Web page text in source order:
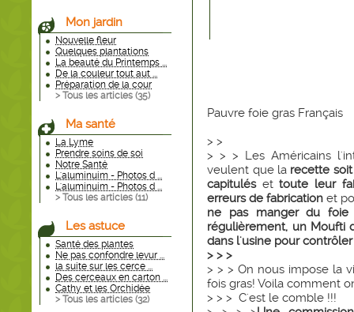
Mon jardin
Nouvelle fleur
Quelques plantations
La beauté du Printemps ...
De la couleur tout aut ...
Préparation de la cour
> Tous les articles (35)
Ma santé
La Lyme
Prendre soins de soi
Notre Santé
L'aluminuim - Photos d ...
L'aluminuim - Photos d ...
> Tous les articles (11)
Les astuce
Santé des plantes
Ne pas confondre levur ...
la suite sur les cerce ...
Des cerceaux en carton ...
Cathy et les Orchidée
> Tous les articles (32)
Pauvre foie gras Français
> >
> > > Les Américains
veulent que la recette
capitulésettoute leur
erreurs de fabrication et
ne pas manger du foie
régulièrement, un Moufti
dans l'usine pour
> > >
> > > On nous impose la
fois gras! Voila comment
> > > C'est le comble !!!